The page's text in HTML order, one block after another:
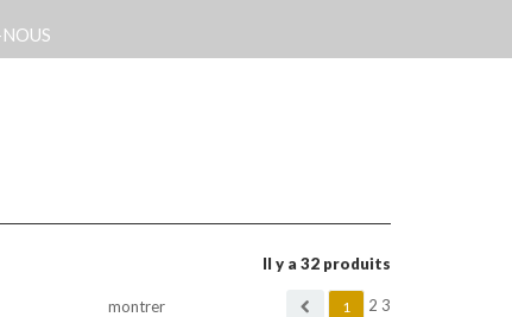
Il y a 32 produits
1 2 3
montrer